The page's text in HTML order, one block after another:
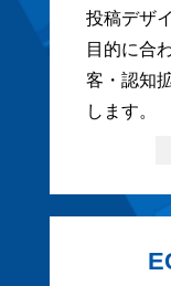
投稿デザ
目的に合
客・認知
します。